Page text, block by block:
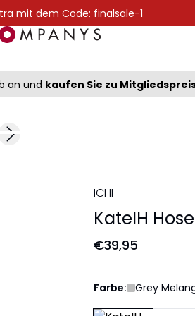
mit dem Code: finalsale-1
an und kaufen Sie zu
Next slide
ICHI
KateIH
€39,95
Farbe: Grey